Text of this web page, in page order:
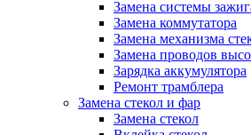
Замена системы
Замена коммутатора
Замена механизма
Замена проводов
Зарядка аккумулятора
Ремонт трамблера
Замена стекол и фар
Замена стекол